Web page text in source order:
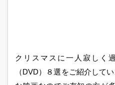
クリスマスに一人寂しく
（DVD）８選をご紹介して